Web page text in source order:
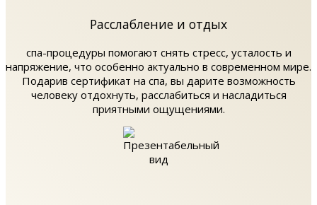
Расслабление и отдых
спа-процедуры помогают снять стресс, усталость и
напряжение, что особенно актуально в современном мире.
Подарив сертификат на спа, вы дарите возможность
человеку отдохнуть, расслабиться и насладиться
приятными ощущениями.